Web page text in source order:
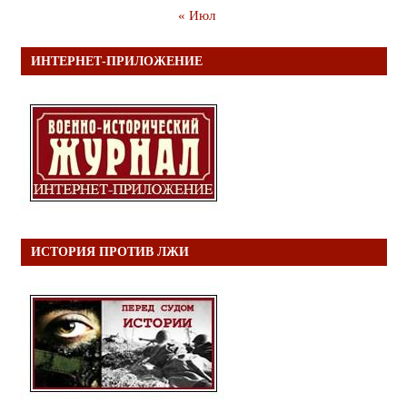
« Июл
ИНТЕРНЕТ-ПРИЛОЖЕНИЕ
ИСТОРИЯ ПРОТИВ ЛЖИ